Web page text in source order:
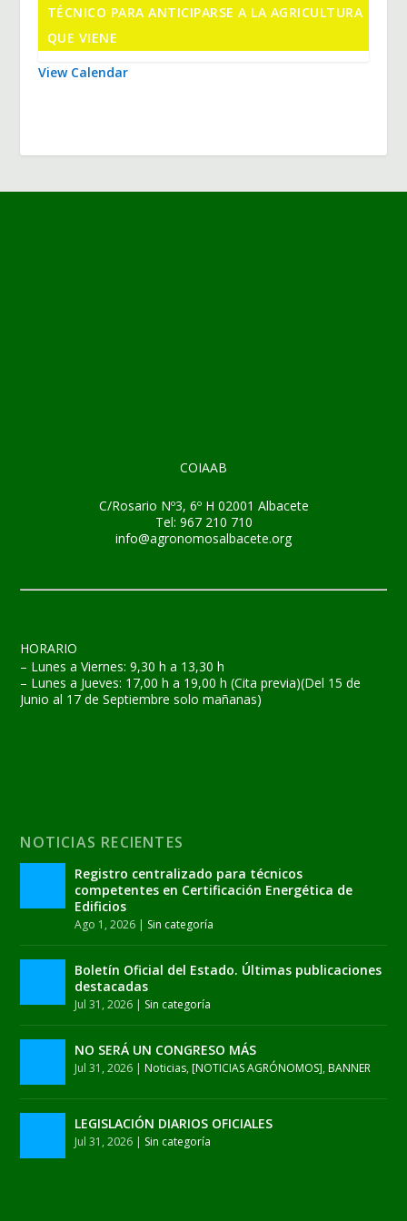
TÉCNICO PARA ANTICIPARSE A LA AGRICULTURA
QUE VIENE
View Calendar
COIAAB
C/Rosario Nº3, 6º H 02001 Albacete
Tel: 967 210 710
info@agronomosalbacete.org
HORARIO
– Lunes a Viernes: 9,30 h a 13,30 h
– Lunes a Jueves: 17,00 h a 19,00 h (Cita previa)(Del 15 de
Junio al 17 de Septiembre solo mañanas)
NOTICIAS RECIENTES
Registro centralizado para técnicos
competentes en Certificación Energética de
Edificios
Ago 1, 2026 | Sin categoría
Boletín Oficial del Estado. Últimas publicaciones
destacadas
Jul 31, 2026 | Sin categoría
NO SERÁ UN CONGRESO MÁS
Jul 31, 2026 |Noticias,[NOTICIAS AGRÓNOMOS],BANNER
LEGISLACIÓN DIARIOS OFICIALES
Jul 31, 2026 | Sin categoría